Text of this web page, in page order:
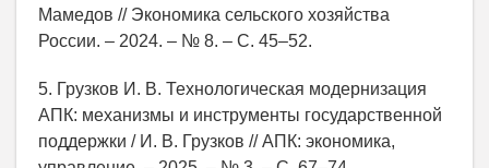
Мамедов // Экономика сельского хозяйства
России. – 2024. – № 8. – С. 45–52.
5. Грузков И. В. Технологическая модернизация
АПК: механизмы и инструменты государственной
поддержки / И. В. Грузков // АПК: экономика,